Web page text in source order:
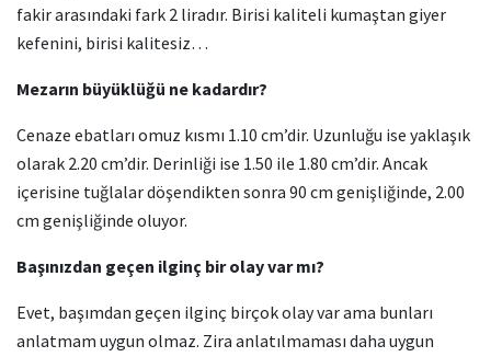
fakir arasındaki fark 2 liradır. Birisi kaliteli kumaştan giyer
kefenini, birisi kalitesiz…
Mezarın büyüklüğü ne kadardır?
Cenaze ebatları omuz kısmı 1.10 cm’dir. Uzunluğu ise yaklaşık
olarak 2.20 cm’dir. Derinliği ise 1.50 ile 1.80 cm’dir. Ancak
içerisine tuğlalar döşendikten sonra 90 cm genişliğinde, 2.00
cm genişliğinde oluyor.
Başınızdan geçen ilginç bir olay var mı?
Evet, başımdan geçen ilginç birçok olay var ama bunları
anlatmam uygun olmaz. Zira anlatılmaması daha uygun